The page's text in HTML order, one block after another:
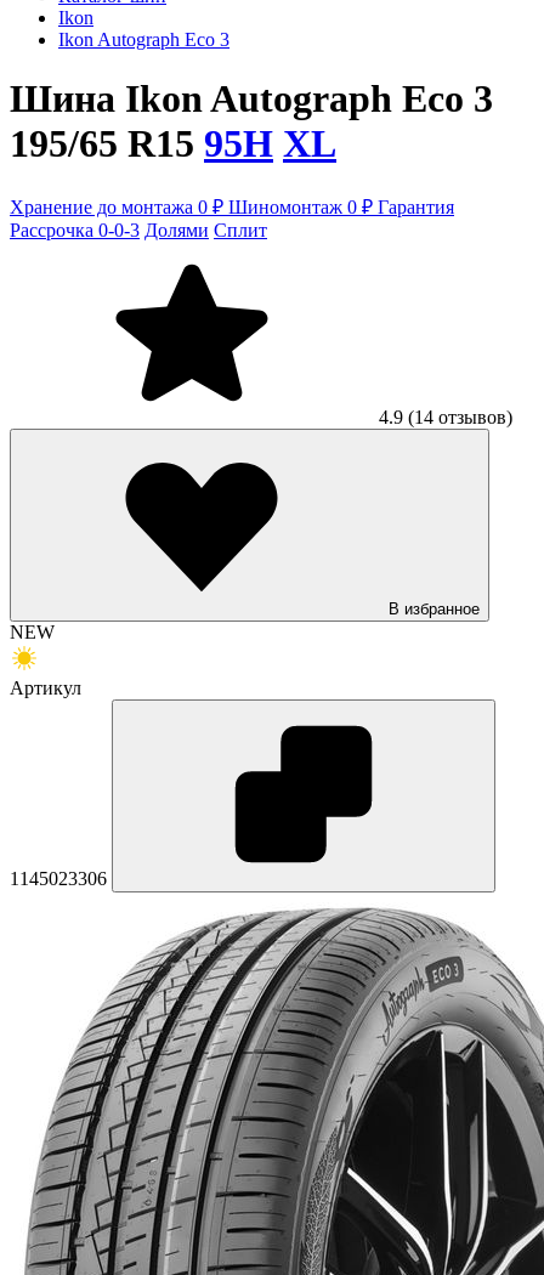
Ikon
Ikon Autograph Eco 3
Шина Ikon Autograph Eco 3
195/65 R15 95H XL
Хранение до монтажа 0 ₽ Шиномонтаж 0 ₽ Гарантия
Рассрочка 0-0-3 Долями Сплит
4.9 (14 отзывов)
В избранное
NEW
Артикул
1145023306